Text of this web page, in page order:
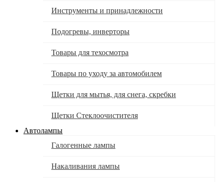
Инструменты и принадлежности
Подогревы, инверторы
Товары для техосмотра
Товары по уходу за автомобилем
Щетки для мытья, для снега, скребки
Щетки Стеклоочистителя
Автолампы
Галогенные лампы
Накаливания лампы